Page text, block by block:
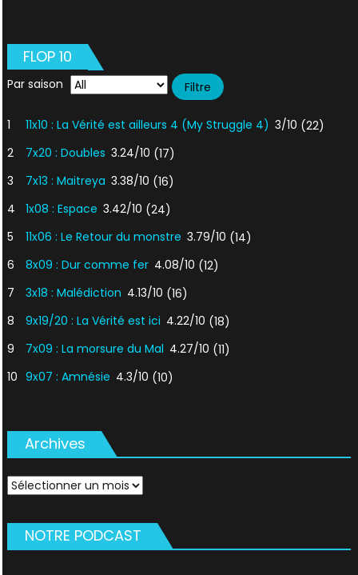
FLOP 10
Par saison
1 11x10 : La Vérité est ailleurs 4 (My Struggle 4) 3/10 (22)
2
7x20 : Doubles 3.24/10 (17)
3
7x13 : Maitreya 3.38/10 (16)
4
1x08 : Espace 3.42/10 (24)
5
11x06 : Le Retour du monstre 3.79/10 (14)
6
8x09 : Dur comme fer 4.08/10 (12)
7
3x18 : Malédiction 4.13/10 (16)
8
9x19/20 : La Vérité est ici 4.22/10 (18)
9
7x09 : La morsure du Mal 4.27/10 (11)
10 9x07 : Amnésie 4.3/10 (10)
Archives
Archives
NOTRE PODCAST